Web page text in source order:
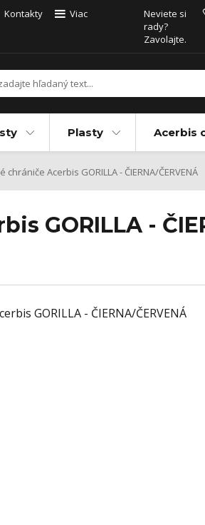
Kontakty Viac
Neviete si
rady?
Zavolajte.
Plasty Acerbis
chrániče Acerbis GORILLA - ČIERNA/ČERVENÁ
GORILLA -